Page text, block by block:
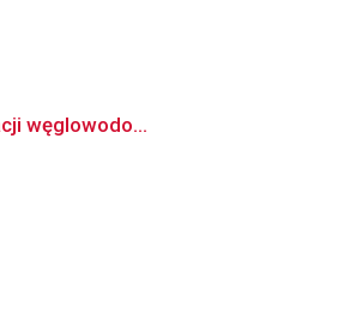
węglowodo...